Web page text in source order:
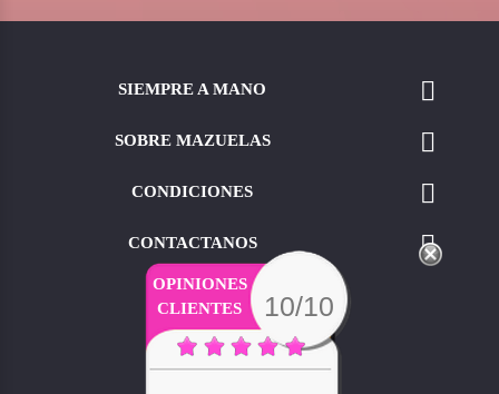
SIEMPRE A MANO 
SOBRE MAZUELAS 
CONDICIONES 
CONTACTANOS 
OPINIONES
CLIENTES
10/10